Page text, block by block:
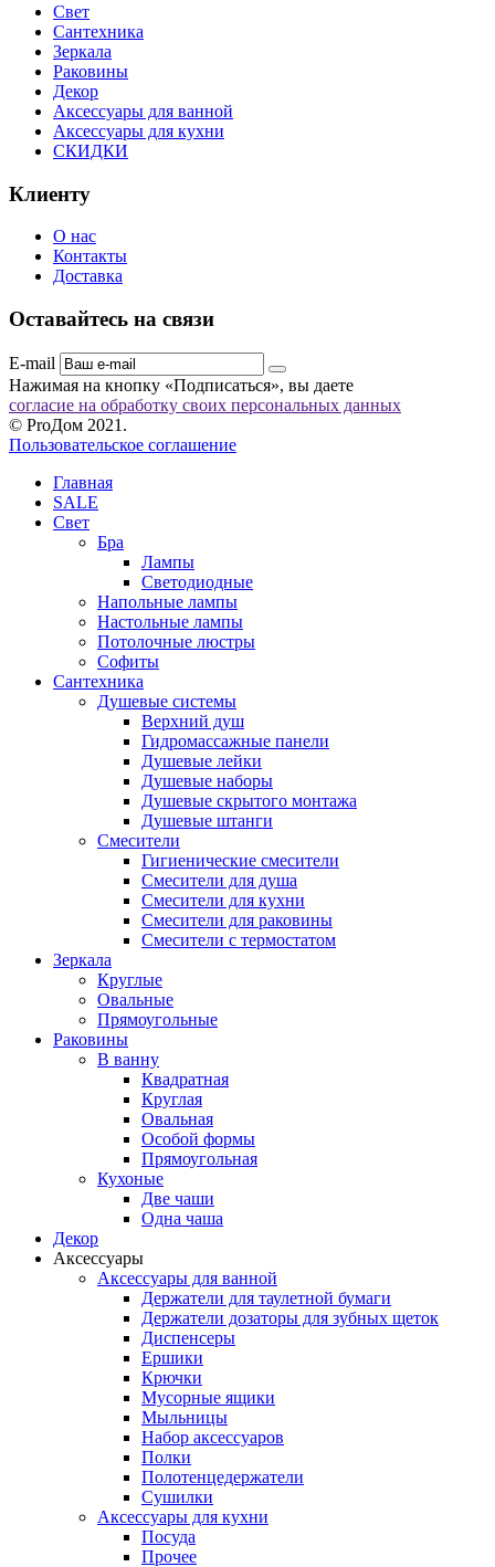
Свет
Сантехника
Зеркала
Раковины
Декор
Аксессуары для ванной
Аксессуары для кухни
СКИДКИ
Клиенту
О нас
Контакты
Доставка
Оставайтесь на связи
E-mail
Нажимая на кнопку «Подписаться», вы даете
согласие на обработку своих персональных данных
© ProДом 2021.
Пользовательское соглашение
Главная
SALE
Свет
Бра
Лампы
Светодиодные
Напольные лампы
Настольные лампы
Потолочные люстры
Софиты
Сантехника
Душевые системы
Верхний душ
Гидромассажные панели
Душевые лейки
Душевые наборы
Душевые скрытого монтажа
Душевые штанги
Смесители
Гигиенические смесители
Смесители для душа
Смесители для кухни
Смесители для раковины
Смесители с термостатом
Зеркала
Круглые
Овальные
Прямоугольные
Раковины
В ванну
Квадратная
Круглая
Овальная
Особой формы
Прямоугольная
Кухоные
Две чаши
Одна чаша
Декор
Аксессуары
Аксессуары для ванной
Держатели для таулетной бумаги
Держатели дозаторы для зубных щеток
Диспенсеры
Ершики
Крючки
Мусорные ящики
Мыльницы
Набор аксессуаров
Полки
Полотенцедержатели
Сушилки
Аксессуары для кухни
Посуда
Прочее